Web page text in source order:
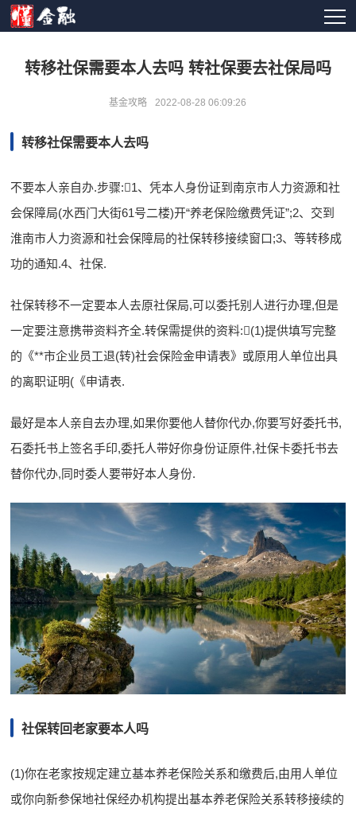
转移社保需要本人去吗 转社保要去社保局吗
基金攻略 2022-08-28 06:09:26
转移社保需要本人去吗
不要本人亲自办.步骤:1、凭本人身份证到南京市人力资源和社
会保障局(水西门大街61号二楼)开“养老保险缴费凭证”;2、交到
淮南市人力资源和社会保障局的社保转移接续窗口;3、等转移成
功的通知.4、社保.
社保转移不一定要本人去原社保局,可以委托别人进行办理,但是
一定要注意携带资料齐全.转保需提供的资料:(1)提供填写完整
的《**市企业员工退(转)社会保险金申请表》或原用人单位出具
的离职证明(《申请表.
最好是本人亲自去办理,如果你要他人替你代办,你要写好委托书,
石委托书上签名手印,委托人带好你身份证原件,社保卡委托书去
替你代办,同时委人要带好本人身份.
社保转回老家要本人吗
(1)你在老家按规定建立基本养老保险关系和缴费后,由用人单位
或你向新参保地社保经办机构提出基本养老保险关系转移接续的